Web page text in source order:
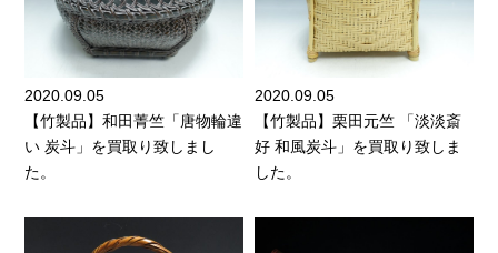
2020.09.05
【竹製品】和田菁竺「唐物輪違
い 炭斗」を買取り致しまし
た。
2020.09.05
【竹製品】栗田元竺 「淡淡斎
好 和風炭斗」を買取り致しま
した。